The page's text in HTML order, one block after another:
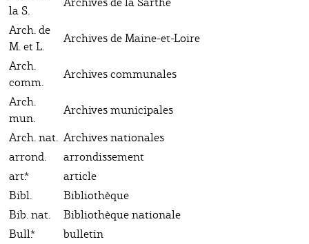
la S.
Arch. de
M. et L.
Archives de Maine-et-Loire
Arch.
comm.
Archives communales
Arch.
mun.
Archives municipales
Arch. nat. Archives nationales
arrond.
arrondissement
art.*
article
Bibl.
Bibliothèque
Bib. nat.
Bibliothèque nationale
Bull.*
bulletin